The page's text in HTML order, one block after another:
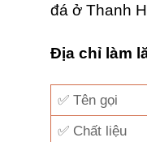
đá ở Thanh
Địa chỉ làm
✅ Tên gọi
✅ Chất liệu